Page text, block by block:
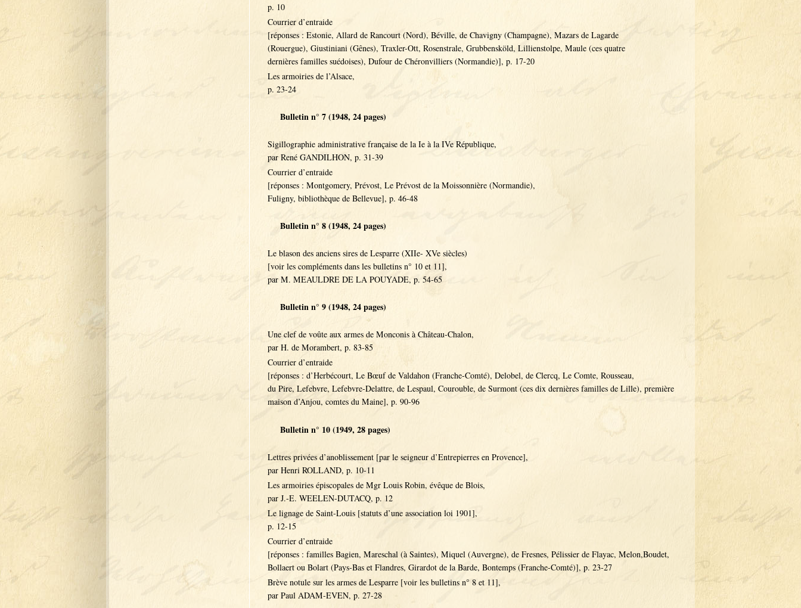
p. 10
Courrier d’entraide
[réponses : Estonie, Allard de Rancourt (Nord), Béville, de Chavigny (Champagne), Mazars de Lagarde
(Rouergue), Giustiniani (Gênes), Traxler-Ott, Rosenstrale, Grubbensköld, Lillienstolpe, Maule (ces quatre
dernières familles suédoises), Dufour de Chéronvilliers (Normandie)], p. 17-20
Les armoiries de l’Alsace,
p. 23-24
Bulletin n° 7 (1948, 24 pages)
Sigillographie administrative française de la Ie à la IVe République,
par René GANDILHON, p. 31-39
Courrier d’entraide
[réponses : Montgomery, Prévost, Le Prévost de la Moissonnière (Normandie),
Fuligny, bibliothèque de Bellevue], p. 46-48
Bulletin n° 8 (1948, 24 pages)
Le blason des anciens sires de Lesparre (XIIe- XVe siècles)
[voir les compléments dans les bulletins n° 10 et 11],
par M. MEAULDRE DE LA POUYADE, p. 54-65
Bulletin n° 9 (1948, 24 pages)
Une clef de voûte aux armes de Monconis à Château-Chalon,
par H. de Morambert, p. 83-85
Courrier d’entraide
[réponses : d’Herbécourt, Le Bœuf de Valdahon (Franche-Comté), Delobel, de Clercq, Le Comte, Rousseau,
du Pire, Lefebvre, Lefebvre-Delattre, de Lespaul, Courouble, de Surmont (ces dix dernières familles de Lille), première
maison d’Anjou, comtes du Maine], p. 90-96
Bulletin n° 10 (1949, 28 pages)
Lettres privées d’anoblissement [par le seigneur d’Entrepierres en Provence],
par Henri ROLLAND, p. 10-11
Les armoiries épiscopales de Mgr Louis Robin, évêque de Blois,
par J.-E. WEELEN-DUTACQ, p. 12
Le lignage de Saint-Louis [statuts d’une association loi 1901],
p. 12-15
Courrier d’entraide
[réponses : familles Bagien, Mareschal (à Saintes), Miquel (Auvergne), de Fresnes, Pélissier de Flayac, Melon,Boudet,
Bollaert ou Bolart (Pays-Bas et Flandres, Girardot de la Barde, Bontemps (Franche-Comté)], p. 23-27
Brève notule sur les armes de Lesparre [voir les bulletins n° 8 et 11],
par Paul ADAM-EVEN, p. 27-28